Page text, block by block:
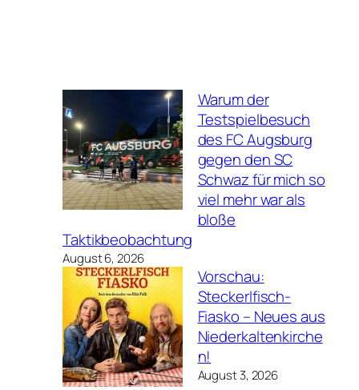
Warum der
Testspielbesuch
des FC Augsburg
gegen den SC
Schwaz für mich so
viel mehr war als
bloße
Taktikbeobachtung
August 6, 2026
Vorschau:
Steckerlfisch-
Fiasko – Neues aus
Niederkaltenkirche
n!
August 3, 2026